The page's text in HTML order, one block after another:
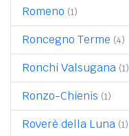
Romeno (1)
Roncegno Terme (4)
Ronchi Valsugana (1)
Ronzo-Chienis (1)
Roverè della Luna (1)